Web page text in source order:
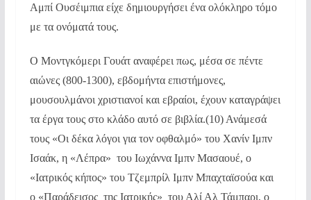
Αμπί Ουσέιμπια είχε δημιουργήσει ένα ολόκληρο τόμο
με τα ονόματά τους.
Ο Μοντγκόμερι Γουάτ αναφέρει πως, μέσα σε πέντε
αιώνες (800-1300), εβδομήντα επιστήμονες,
μουσουλμάνοι χριστιανοί και εβραίοι, έχουν καταγράψει
τα έργα τους στο κλάδο αυτό σε βιβλία.(10) Ανάμεσά
τους «Οι δέκα λόγοι για τον οφθαλμό» του Χανίν Ιμπν
Ισαάκ, η «Λέπρα» του Ιωχάννα Ιμπν Μασαουέ, ο
«Ιατρικός κήπος» του Τζεμπρίλ Ιμπν Μπαχταϊσούα και
ο «Παράδεισος της Ιατρικής» του Αλί Αλ Τάμπαρι, ο